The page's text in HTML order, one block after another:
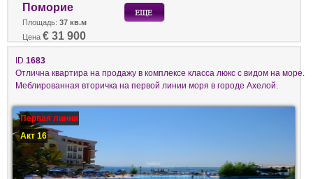
Поморие
Площадь: 37 кв.м
Цена € 31 900
ID 1683
Отлична квартира на продажу в комплексе класса люкс с видом на море.
Меблированная вторичка на первой линии моря в городе Ахелой.
Первая линия
Акт 16